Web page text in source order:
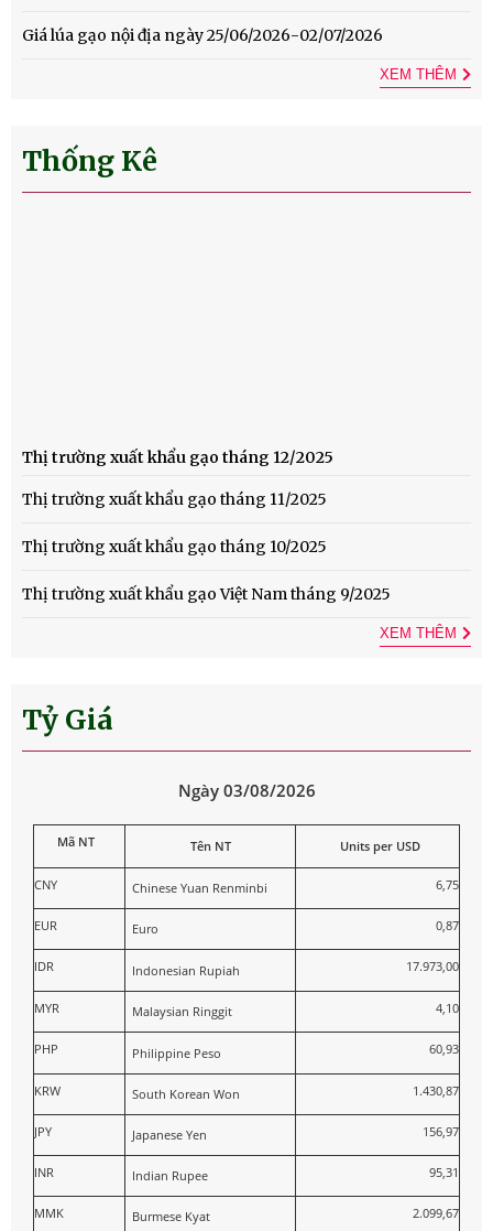
Giá lúa gạo nội địa ngày 25/06/2026-02/07/2026
XEM THÊM
Thống Kê
Thị trường xuất khẩu gạo tháng 12/2025
Thị trường xuất khẩu gạo tháng 11/2025
Thị trường xuất khẩu gạo tháng 10/2025
Thị trường xuất khẩu gạo Việt Nam tháng 9/2025
XEM THÊM
Tỷ Giá
Ngày 03/08/2026
Mã NT Tên NT Units per USD
CNY Chinese Yuan Renminbi 6,75
EUR Euro 0,87
IDR Indonesian Rupiah 17.973,00
MYR Malaysian Ringgit 4,10
PHP Philippine Peso 60,93
KRW South Korean Won 1.430,87
JPY Japanese Yen 156,97
INR Indian Rupee 95,31
MMK Burmese Kyat 2.099,67